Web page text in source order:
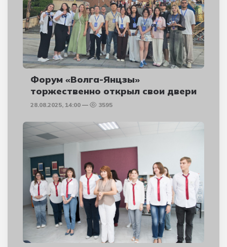
Форум «Волга-Янцзы»
торжественно открыл свои двери
28.08.2025, 14:00 3595